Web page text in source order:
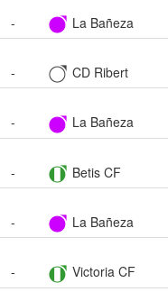
- La Bañeza
- CD Ribert
- La Bañeza
- Betis CF
- La Bañeza
- Victoria CF